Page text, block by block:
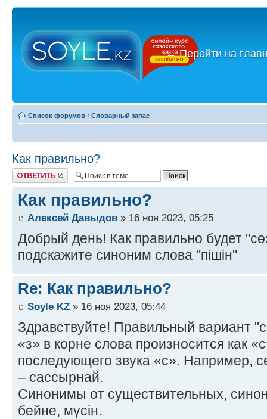
←Перейти на
Список форумов ‹ Словарный запас
Как правильно?
Ответить
Как правильно?
Алексей Давыдов » 16 ноя 2023, 05:25
Добрый день! Как правильно будет
подскажите синоним слова "пішін"
Re: Как правильно?
Soyle KZ » 16 ноя 2023, 05:44
Здравствуйте! Правильный вариант
«з» в корне слова произносится как
последующего звука «с». Например,
– сассырнай.
Синонимы от существительных,
бейне, мүсін.